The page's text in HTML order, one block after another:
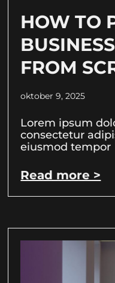
HOW TO
FROM
oktober 9, 2025
Lorem ipsum
consectetur
eiusmod tempor
Read more >